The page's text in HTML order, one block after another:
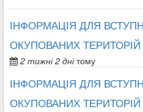
ІНФОРМАЦІЯ ДЛЯ
ОКУПОВАНИХ ТЕРИТОРІЙ
2 тижні 2 днітому
ІНФОРМАЦІЯ ДЛЯ
ОКУПОВАНИХ ТЕРИТОРІЙ